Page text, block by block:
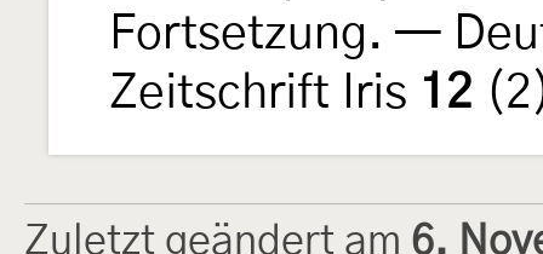
Fortsetzung. —
Zeitschrift Iris 12
Zuletzt geändert am 6.